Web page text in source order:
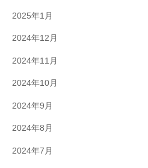
2025年1月
2024年12月
2024年11月
2024年10月
2024年9月
2024年8月
2024年7月